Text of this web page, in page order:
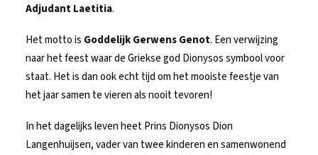
Adjudant Laetitia.
Het motto is Goddelijk Gerwens Genot. Een verwijzing
naar het feest waar de Griekse god Dionysos symbool voor
staat. Het is dan ook echt tijd om het mooiste feestje van
het jaar samen te vieren als nooit tevoren!
In het dagelijks leven heet Prins Dionysos Dion
Langenhuijsen, vader van twee kinderen en samenwonend